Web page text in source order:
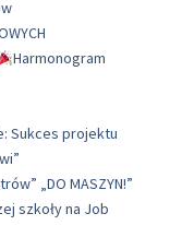
Harmonogram
Sukces projektu
„DO MASZYN!”
szkoły na Job